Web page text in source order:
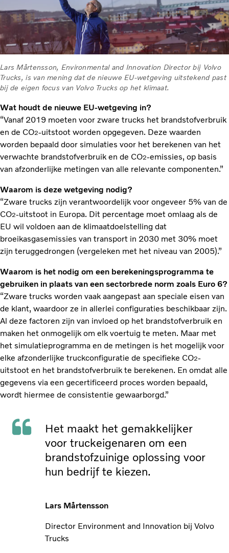
Lars Mårtensson, Environmental and Innovation Director bij Volvo
Trucks, is van mening dat de nieuwe EU-wetgeving uitstekend past
bij de eigen focus van Volvo Trucks op het klimaat.
Wat houdt de nieuwe EU-wetgeving in?
“Vanaf 2019 moeten voor zware trucks het brandstofverbruik
en de CO2-uitstoot worden opgegeven. Deze waarden
worden bepaald door simulaties voor het berekenen van het
verwachte brandstofverbruik en de CO2-emissies, op basis
van afzonderlijke metingen van alle relevante componenten.”
Waarom is deze wetgeving nodig?
“Zware trucks zijn verantwoordelijk voor ongeveer 5% van de
CO2-uitstoot in Europa. Dit percentage moet omlaag als de
EU wil voldoen aan de klimaatdoelstelling dat
broeikasgasemissies van transport in 2030 met 30% moet
zijn teruggedrongen (vergeleken met het niveau van 2005).”
Waarom is het nodig om een berekeningsprogramma te
gebruiken in plaats van een sectorbrede norm zoals Euro 6?
“Zware trucks worden vaak aangepast aan speciale eisen van
de klant, waardoor ze in allerlei configuraties beschikbaar zijn.
Al deze factoren zijn van invloed op het brandstofverbruik en
maken het onmogelijk om elk voertuig te meten. Maar met
het simulatieprogramma en de metingen is het mogelijk voor
elke afzonderlijke truckconfiguratie de specifieke CO2-
uitstoot en het brandstofverbruik te berekenen. En omdat alle
gegevens via een gecertificeerd proces worden bepaald,
wordt hiermee de consistentie gewaarborgd.”
Het maakt het gemakkelijker
voor truckeigenaren om een
brandstofzuinige oplossing voor
hun bedrijf te kiezen.
Lars Mårtensson
Director Environment and Innovation bij Volvo
Trucks